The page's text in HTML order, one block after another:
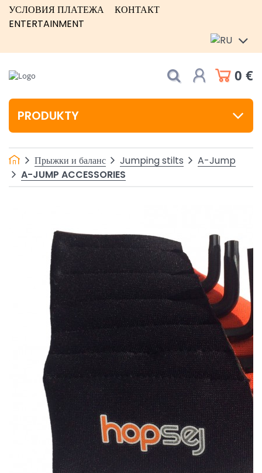
УСЛОВИЯ ПЛАТЕЖА
КОНТАКТ
ENTERTAINMENT
0 €
PRODUKTY
Прыжки и баланс Jumping stilts
A-Jump
A-JUMP ACCESSORIES